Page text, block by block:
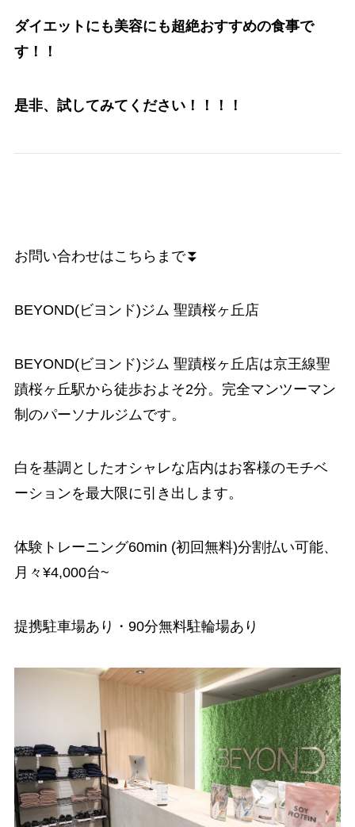
ダイエットにも美容にも超絶おすすめの食事で
す！！
是非、試してみてください！！！！
お問い合わせはこちらまで⏬
BEYOND(ビヨンド)ジム 聖蹟桜ヶ丘店
BEYOND(ビヨンド)ジム 聖蹟桜ヶ丘店は京王線聖
蹟桜ヶ丘駅から徒歩およそ2分。完全マンツーマン
制のパーソナルジムです。
白を基調としたオシャレな店内はお客様のモチベ
ーションを最大限に引き出します。
体験トレーニング60min (初回無料)分割払い可能、
月々¥4,000台~
提携駐車場あり・90分無料駐輪場あり